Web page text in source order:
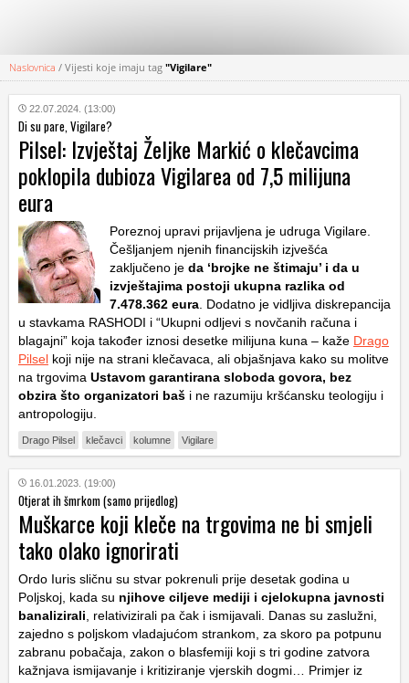
KATEGORIJE
HRVATSKI
WEB
Naslovnica / Vijesti koje imaju tag "Vigilare"
22.07.2024. (13:00)
Di su pare, Vigilare?
Pilsel: Izvještaj Željke Markić o klečavcima
poklopila dubioza Vigilarea od 7,5 milijuna
eura
Poreznoj upravi prijavljena je udruga Vigilare.
Češljanjem njenih financijskih izjvešća
zaključeno je da ‘brojke ne štimaju’ i da u
izvještajima postoji ukupna razlika od
7.478.362 eura . Dodatno je vidljiva diskrepancija
u stavkama RASHODI i “Ukupni odljevi s novčanih računa i
blagajni” koja također iznosi desetke milijuna kuna – kaže Drago
Pilsel koji nije na strani klečavaca, ali objašnjava kako su molitve
na trgovima Ustavom garantirana sloboda govora, bez
obzira što organizatori baš i ne razumiju kršćansku teologiju i
antropologiju.
Drago Pilsel klečavci kolumne Vigilare
16.01.2023. (19:00)
Otjerat ih šmrkom (samo prijedlog)
Muškarce koji kleče na trgovima ne bi smjeli
tako olako ignorirati
Ordo Iuris sličnu su stvar pokrenuli prije desetak godina u
Poljskoj, kada su njihove ciljeve mediji i cjelokupna javnosti
banalizirali , relativizirali pa čak i ismijavali. Danas su zaslužni,
zajedno s poljskom vladajućom strankom, za skoro pa potpunu
zabranu pobačaja, zakon o blasfemiji koji s tri godine zatvora
kažnjava ismijavanje i kritiziranje vjerskih dogmi… Primjer iz